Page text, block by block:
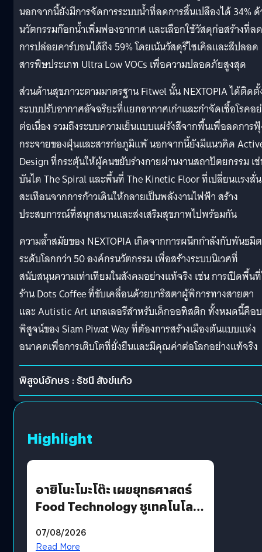
นอกจากนี้ยังมีการจัดการระบบน้ำที่ลดการสิ้นเปลืองได้ 34%
นวัตกรรมก๊อกน้ำเพิ่มฟองอากาศ และเลือกใช้วัสดุก่อสร้างที่ลด
การปล่อยคาร์บอนได้ถึง 59% โดยเน้นวัสดุรีไซเคิลและสีปลอด
สารพิษประเภท Ultra Low VOCs เพื่อความปลอดภัยสูงสุด
ส่วนด้านสุขภาวะตามมาตรฐาน Fitwel นั้น NEXTOPIA ได้ติดตั้
ระบบปรับอากาศอัจฉริยะที่แยกอากาศเก่าและกำจัดเชื้อโรคอ
ต่อเนื่อง รวมถึงระบบความเย็นแบบแผ่รังสีจากพื้นเพื่อลดการ
กระจายของฝุ่นและสารก่อภูมิแพ้ นอกจากนี้ยังมีแนวคิด
Design ที่กระตุ้นให้ผู้คนขยับร่างกายผ่านงานสถาปัตยกรรม เ
บันได The Spiral และพื้นที่ The Kinetic Floor ที่เปลี่ยนแรงสั่น
สะเทือนจากการก้าวเดินให้กลายเป็นพลังงานไฟฟ้า สร้าง
ประสบการณ์ที่สนุกสนานและส่งเสริมสุขภาพไปพร้อมกัน
ความล้ำสมัยของ NEXTOPIA เกิดจากการผนึกกำลังกับพันธมิ
ระดับโลกกว่า 50 องค์กรนวัตกรรม เพื่อสร้างระบบนิเวศที่
สนับสนุนความเท่าเทียมในสังคมอย่างแท้จริง เช่น การเปิดพื้น
ร้าน Dots Coffee ที่ขับเคลื่อนด้วยบาริสตาผู้พิการทางสายตา
และ Autistic Art แกลเลอรีสำหรับเด็กออทิสติก ทั้งหมดนี้คือ
พิสูจน์ของ Siam Piwat Way ที่ต้องการสร้างเมืองต้นแบบแห่ง
อนาคตเพื่อการเติบโตที่ยั่งยืนและมีคุณค่าต่อโลกอย่างแท้จริง
พิสูจน์อักษร : รัชนี สังข์แก้ว
Highlight
อายิโนะโมะโต๊ะ เผยยุทธศาสตร์
Food Technology ชูเทคโนโลยี
บริโภคและ B2B
07/08/2026
Read More